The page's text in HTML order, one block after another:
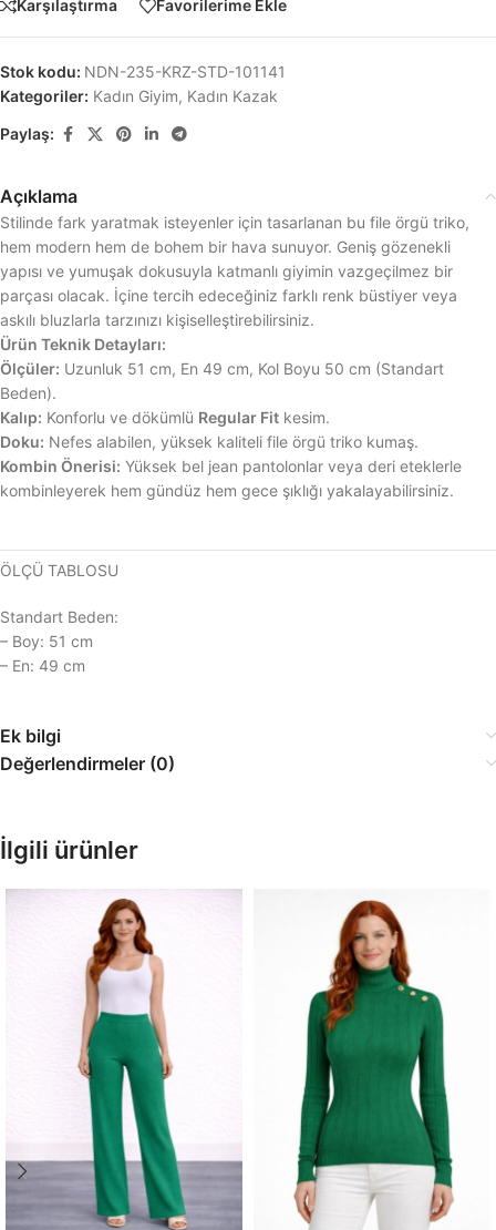
Karşılaştırma Favorilerime Ekle
Stok kodu: NDN-235-KRZ-STD-101141
Kategoriler: Kadın Giyim, Kadın Kazak
Paylaş:
Açıklama
Stilinde fark yaratmak isteyenler için tasarlanan bu file örgü triko,
hem modern hem de bohem bir hava sunuyor. Geniş gözenekli
yapısı ve yumuşak dokusuyla katmanlı giyimin vazgeçilmez bir
parçası olacak. İçine tercih edeceğiniz farklı renk büstiyer veya
askılı bluzlarla tarzınızı kişiselleştirebilirsiniz.
Ürün Teknik Detayları:
Ölçüler: Uzunluk 51 cm, En 49 cm, Kol Boyu 50 cm (Standart
Beden).
Kalıp: Konforlu ve dökümlü Regular Fit kesim.
Doku: Nefes alabilen, yüksek kaliteli file örgü triko kumaş.
Kombin Önerisi: Yüksek bel jean pantolonlar veya deri eteklerle
kombinleyerek hem gündüz hem gece şıklığı yakalayabilirsiniz.
ÖLÇÜ TABLOSU
Standart Beden:
– Boy: 51 cm
– En: 49 cm
Ek bilgi
Değerlendirmeler (0)
İlgili ürünler